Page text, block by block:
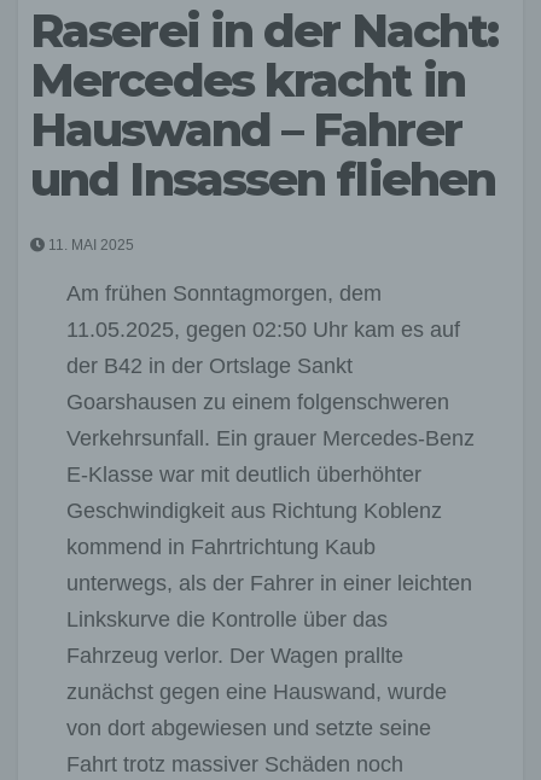
Raserei in der Nacht:
Mercedes kracht in
Hauswand – Fahrer
und Insassen fliehen
11. MAI 2025
Am frühen Sonntagmorgen, dem
11.05.2025, gegen 02:50 Uhr kam es auf
der B42 in der Ortslage Sankt
Goarshausen zu einem folgenschweren
Verkehrsunfall. Ein grauer Mercedes-Benz
E-Klasse war mit deutlich überhöhter
Geschwindigkeit aus Richtung Koblenz
kommend in Fahrtrichtung Kaub
unterwegs, als der Fahrer in einer leichten
Linkskurve die Kontrolle über das
Fahrzeug verlor. Der Wagen prallte
zunächst gegen eine Hauswand, wurde
von dort abgewiesen und setzte seine
Fahrt trotz massiver Schäden noch